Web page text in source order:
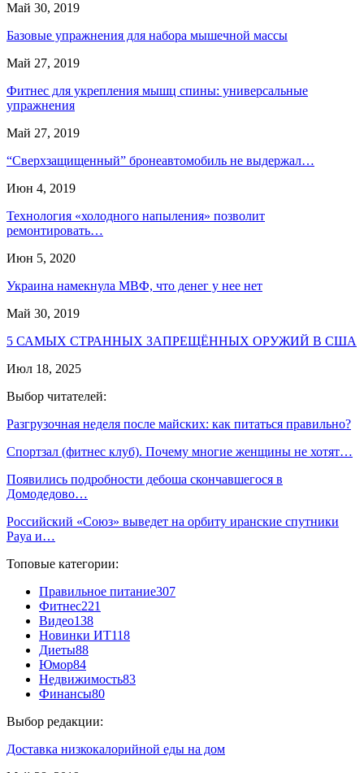
Май 30, 2019
Базовые упражнения для набора мышечной массы
Май 27, 2019
Фитнес для укрепления мышц спины: универсальные
упражнения
Май 27, 2019
“Сверхзащищенный” бронеавтомобиль не выдержал…
Июн 4, 2019
Технология «холодного напыления» позволит
ремонтировать…
Июн 5, 2020
Украина намекнула МВФ, что денег у нее нет
Май 30, 2019
5 САМЫХ СТРАННЫХ ЗАПРЕЩЁННЫХ ОРУЖИЙ В США
Июл 18, 2025
Выбор читателей:
Разгрузочная неделя после майских: как питаться правильно?
Спортзал (фитнес клуб). Почему многие женщины не хотят…
Появились подробности дебоша скончавшегося в
Домодедово…
Российский «Союз» выведет на орбиту иранские спутники
Paya и…
Топовые категории:
Правильное питание307
Фитнес221
Видео138
Новинки ИТ118
Диеты88
Юмор84
Недвижимость83
Финансы80
Выбор редакции:
Доставка низкокалорийной еды на дом